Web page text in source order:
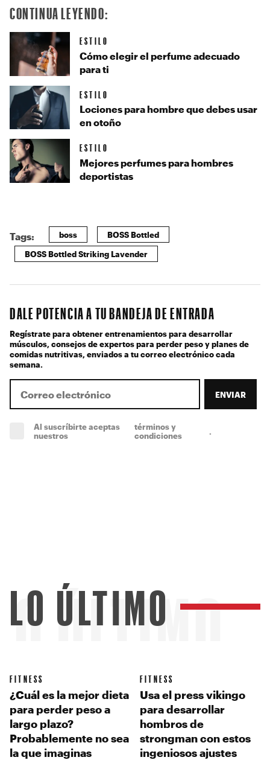
CONTINUA LEYENDO:
ESTILO
Cómo elegir el perfume adecuado
para ti
ESTILO
Lociones para hombre que debes usar
en otoño
ESTILO
Mejores perfumes para hombres
deportistas
Tags: boss BOSS Bottled
BOSS Bottled Striking Lavender
DALE POTENCIA A TU BANDEJA DE ENTRADA
Regístrate para obtener entrenamientos para desarrollar
músculos, consejos de expertos para perder peso y planes de
comidas nutritivas, enviados a tu correo electrónico cada
semana.
ENVIAR
Al suscríbirte aceptas
nuestros
términos y
condiciones
ÚLTIMO
LO ÚLTIMO
FITNESS
¿Cuál es la mejor dieta
para perder peso a
largo plazo?
Probablemente no sea
la que imaginas
FITNESS
Usa el press vikingo
para desarrollar
hombros de
strongman con estos
ingeniosos ajustes